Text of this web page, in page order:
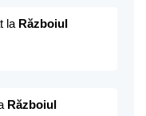
la Războiul
Războiul